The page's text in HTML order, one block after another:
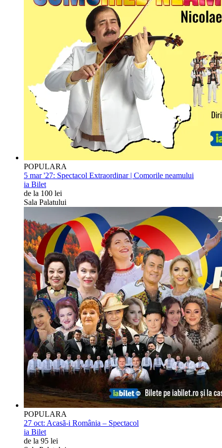
POPULARA
5 mar '27: Spectacol Extraordinar | Comorile neamului
ia Bilet
de la 100 lei
Sala Palatului
POPULARA
27 oct: Acasã-i România – Spectacol
ia Bilet
de la 95 lei